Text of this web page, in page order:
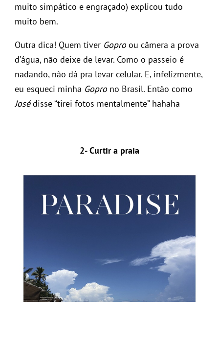
muito simpático e engraçado) explicou tudo
muito bem.
Outra dica! Quem tiver Goproou câmera a prova
d’água, não deixe de levar. Como o passeio é
nadando, não dá pra levar celular. E, infelizmente,
eu esqueci minha Goprono Brasil. Então como
Josédisse “tirei fotos mentalmente” hahaha
2- Curtir a praia